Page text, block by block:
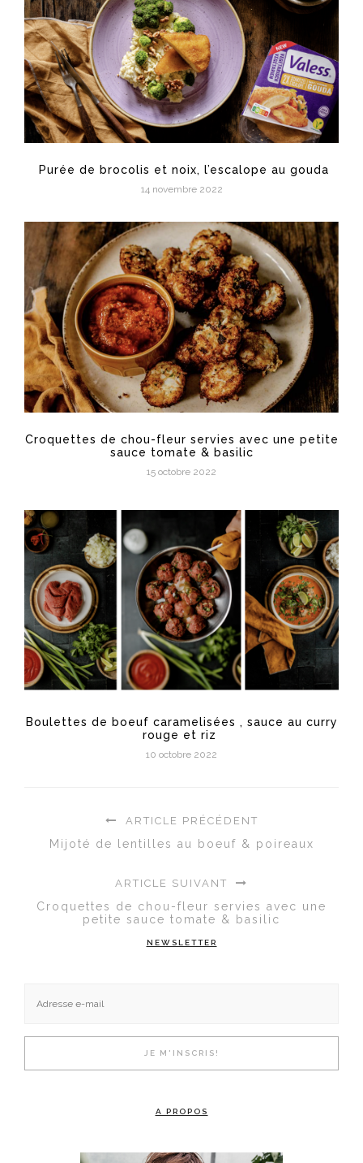
Purée de brocolis et noix, l’escalope au gouda
14 novembre 2022
Croquettes de chou-fleur servies avec une petite
sauce tomate & basilic
15 octobre 2022
Boulettes de boeuf caramelisées , sauce au curry
rouge et riz
10 octobre 2022
ARTICLE PRÉCÉDENT
Mijoté de lentilles au boeuf & poireaux
ARTICLE SUIVANT
Croquettes de chou-fleur servies avec une
petite sauce tomate & basilic
NEWSLETTER
A PROPOS